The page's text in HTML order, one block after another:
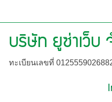
บริษัท ยูซ่าเว็บ
ทะเบียนเลขที่